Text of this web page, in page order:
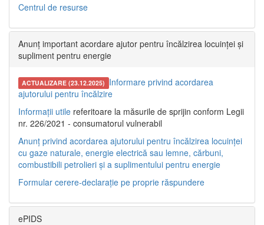
Centrul de resurse
Anunț important acordare ajutor pentru încălzirea locuinței și
supliment pentru energie
ACTUALIZARE (23.12.2025) Informare privind acordarea
ajutorului pentru încălzire
Informații utile referitoare la măsurile de sprijin conform Legii
nr. 226/2021 - consumatorul vulnerabil
Anunț privind acordarea ajutorului pentru încălzirea locuinței
cu gaze naturale, energie electrică sau lemne, cărbuni,
combustibili petrolieri și a suplimentului pentru energie
Formular cerere-declarație pe proprie răspundere
ePIDS